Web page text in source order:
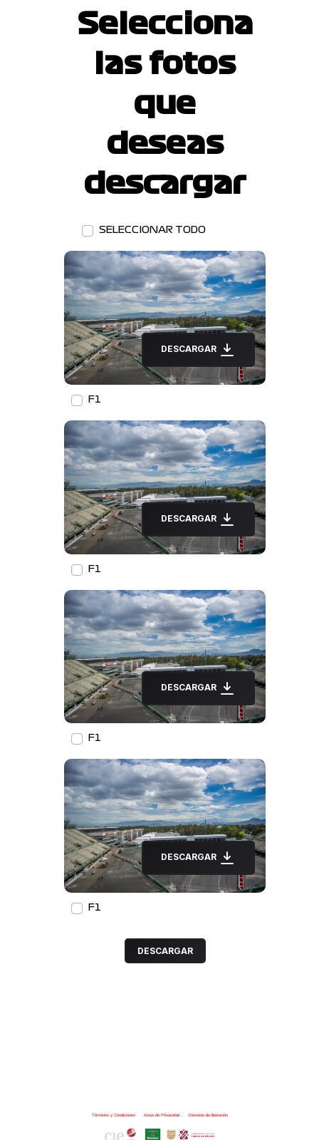
Selecciona
las fotos
que
deseas
descargar
SELECCIONAR TODO
DESCARGAR
F1
DESCARGAR
F1
DESCARGAR
F1
DESCARGAR
F1
DESCARGAR
Términos y Condiciones| Aviso de Privacidad| Convenio de liberación